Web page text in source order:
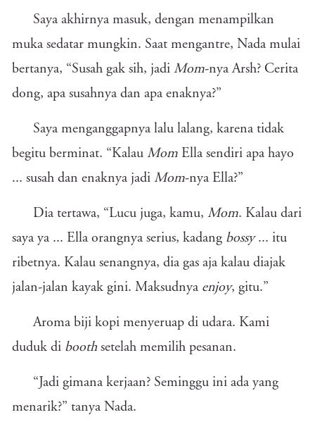
Saya akhirnya masuk, dengan menampilkan
muka sedatar mungkin. Saat mengantre, Nada mulai
bertanya, “Susah gak sih, jadi Mom-nya Arsh? Cerita
dong, apa susahnya dan apa enaknya?”
Saya menganggapnya lalu lalang, karena tidak
begitu berminat. “Kalau Mom Ella sendiri apa hayo
... susah dan enaknya jadi Mom-nya Ella?”
Dia tertawa, “Lucu juga, kamu, Mom. Kalau dari
saya ya ... Ella orangnya serius, kadang bossy ... itu
ribetnya. Kalau senangnya, dia gas aja kalau diajak
jalan-jalan kayak gini. Maksudnya enjoy, gitu.”
Aroma biji kopi menyeruap di udara. Kami
duduk di booth setelah memilih pesanan.
“Jadi gimana kerjaan? Seminggu ini ada yang
menarik?” tanya Nada.